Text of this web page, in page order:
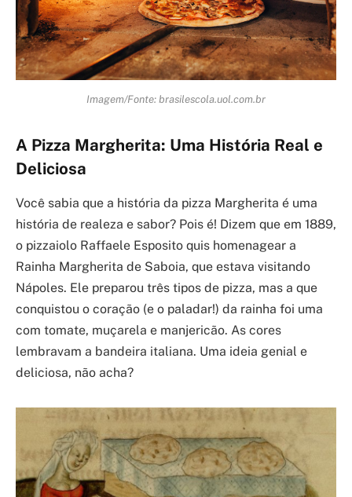
Imagem/Fonte: brasilescola.uol.com.br
A Pizza Margherita: Uma História Real e
Deliciosa
Você sabia que a história da pizza Margherita é uma
história de realeza e sabor? Pois é! Dizem que em 1889,
o pizzaiolo Raffaele Esposito quis homenagear a
Rainha Margherita de Saboia, que estava visitando
Nápoles. Ele preparou três tipos de pizza, mas a que
conquistou o coração (e o paladar!) da rainha foi uma
com tomate, muçarela e manjericão. As cores
lembravam a bandeira italiana. Uma ideia genial e
deliciosa, não acha?